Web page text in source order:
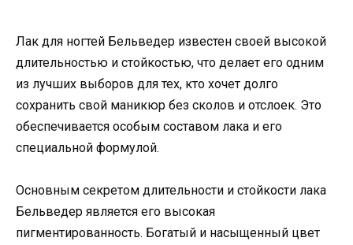
Лак для ногтей Бельведер известен своей высокой
длительностью и стойкостью, что делает его одним
из лучших выборов для тех, кто хочет долго
сохранить свой маникюр без сколов и отслоек. Это
обеспечивается особым составом лака и его
специальной формулой.
Основным секретом длительности и стойкости лака
Бельведер является его высокая
пигментированность. Богатый и насыщенный цвет